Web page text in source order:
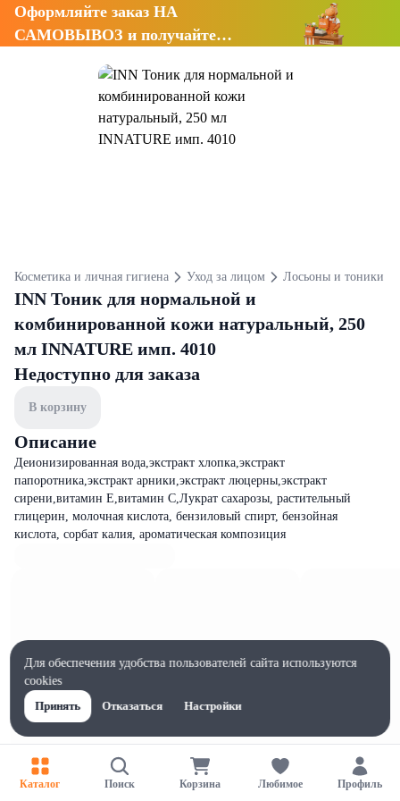
Оформляйте заказ НА
САМОВЫВОЗ и получайте
Косметика и личная гигиена Уход за лицом Лосьоны и тоники
INN Тоник для нормальной и
комбинированной кожи натуральный, 250
мл INNATURE имп. 4010
Недоступно для заказа
В корзину
Описание
Деионизированная вода,экстракт хлопка,экстракт
папоротника,экстракт арники,экстракт люцерны,экстракт
сирени,витамин Е,витамин С,Лукрат сахарозы, растительный
глицерин, молочная кислота, бензиловый спирт, бензойная
кислота, сорбат калия, ароматическая композиция
Каталог Поиск Корзина Любимое Профиль
Для обеспечения удобства пользователей сайта используются
cookies
Принять
Отказаться Настройки